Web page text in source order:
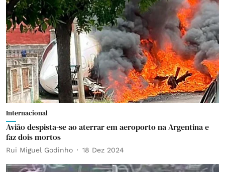
Internacional
Avião despista-se ao aterrar em aeroporto na Argentina e
faz dois mortos
Rui Miguel Godinho 18 Dez 2024